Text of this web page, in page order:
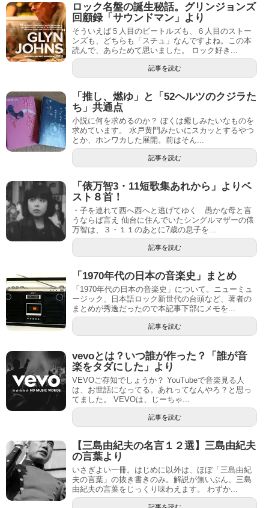
ロック名盤の誕生秘話。グリンジョンズ
回顧録「サウンドマン」より
そういえば５人目のビートルズも、６人目のストー
ンズも、どちらも「スチュ」なんですよね。この本
読んで、あらためて思いました。 ロック好き...
記事を読む
「推し、燃ゆ」と「52ヘルツのクジラた
ち」共通点
小説に何を求めるのか？ ぼくは癒しみたいなものを
求めています。 水戸黄門みたいにスカッとするやつ
とか、ホンワカした展開。前はそん...
記事を読む
「俵万智3・11短歌集あれから」よりベ
スト８首！
・子を連れて西へ西へと逃げてゆく 愚かな母と言
うならば言え 仙台に住んでいたシングルマザーの俵
万智は、３・１１のあとに7歳の息子を...
記事を読む
「1970年代の日本の音楽史」まとめ
「1970年代の日本の音楽史」について。ニューミュ
ージック、日本語ロック新世代の台頭など、著者の
まとめが秀逸だったので本記事下部にメモを...
記事を読む
vevoとは？いつ誰が作った？「誰が音
楽をタダにした」より
VEVOご存知でしょうか？ YouTubeで音楽見る人
は、お世話になってる。あれってなんやろ？と思っ
てました。 VEVOは、じーちゃ...
記事を読む
【三島由紀夫の名言１２選】三島由紀夫
の言葉より
いさぎよい一冊。はじめに以外は、ほぼ「三島由紀
夫の言葉」の抜き書きのみ。解説が無いぶん、三島
由紀夫の言葉をじっくり味わえます。 わずか...